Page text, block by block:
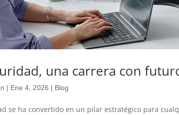
una carrera con
| Ene 4, 2026 | Blog
se ha convertido en un pilar estratégico para